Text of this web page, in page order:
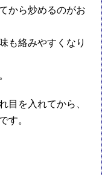
から炒めるのがお
も絡みやすくなり
目を入れてから、
す。